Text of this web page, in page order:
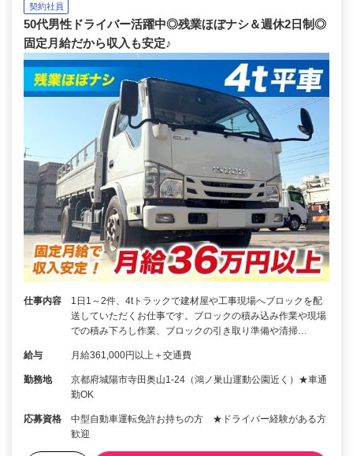
契約社員
50代男性ドライバー活躍中◎残業ほぼナシ＆週休2日制◎
固定月給だから収入も安定♪
仕事内容
1日1～2件、4tトラックで建材屋や工事現場へブロックを配
送していただくお仕事です。ブロックの積み込み作業や現場
での積み下ろし作業、ブロックの引き取り準備や清掃…
給与 月給361,000円以上＋交通費
勤務地
京都府城陽市寺田奥山1-24（鴻ノ巣山運動公園近く）★車通
勤OK
応募資格
中型自動車運転免許お持ちの方 ★ドライバー経験がある方
歓迎